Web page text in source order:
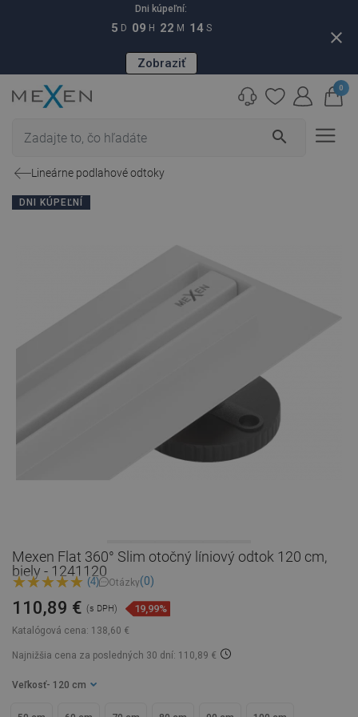
Dni kúpeľní:
5 D 09 H 22 M 13 S
Zobraziť
close
search
0
Lineárne podlahové odtoky
DNI KÚPEĽNÍ
Mexen Flat 360° Slim otočný líniový odtok 120 cm,
biely - 1241120
(4) Otázky(0)
Katalógová cena: 138,60 €
110,89 € (s DPH) 19,99%
Najnižšia cena za posledných 30 dní: 110,89 €
Veľkosť - 120 cm